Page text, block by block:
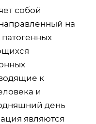
собой
на
к
и
день
являются